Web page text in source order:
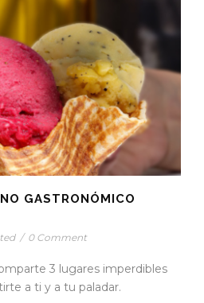
GASTRONÓMICO
/ 0 Comment
3 lugares imperdibles
a ti y a tu paladar.